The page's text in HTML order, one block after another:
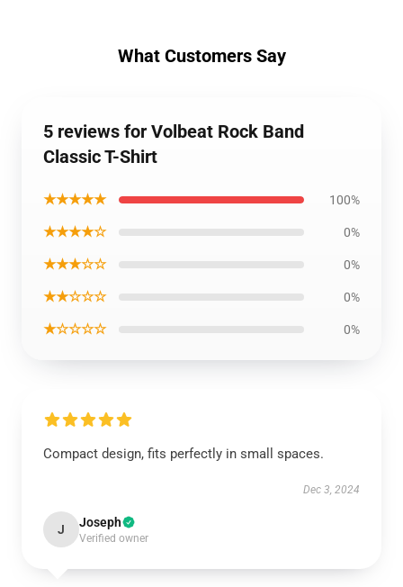
What Customers Say
5 reviews for Volbeat Rock Band
Classic T-Shirt
★★★★★ 100%
★★★★☆ 0%
★★★☆☆ 0%
★★☆☆☆ 0%
★☆☆☆☆ 0%
Compact design, fits perfectly in small spaces.
Dec 3, 2024
J Joseph
Verified owner